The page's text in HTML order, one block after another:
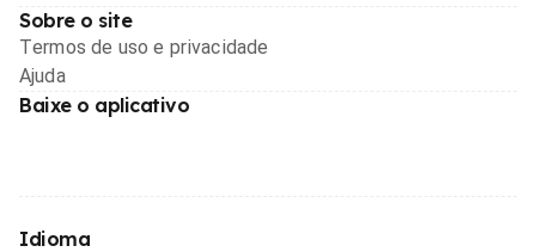
Sobre o site
Termos de uso e privacidade
Ajuda
Baixe o aplicativo
Idioma